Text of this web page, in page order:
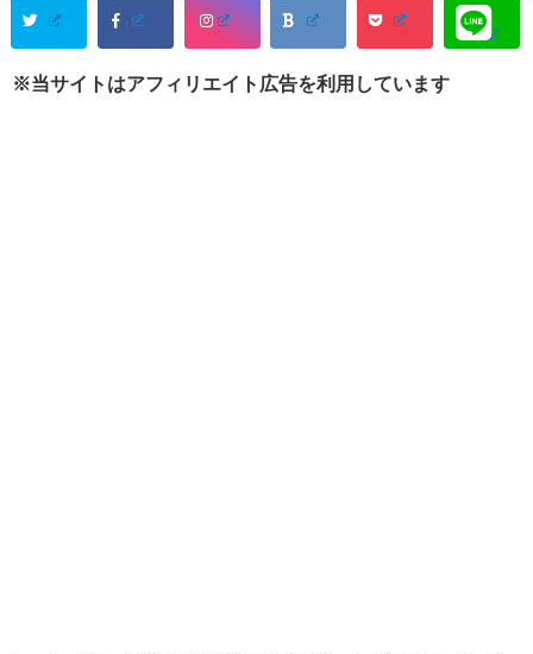
※当サイトはアフィリエイト広告を利用しています